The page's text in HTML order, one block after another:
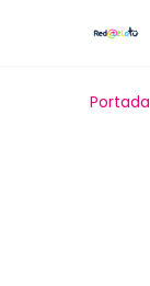
Portada